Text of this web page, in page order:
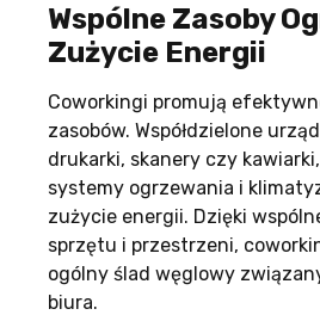
Wspólne Zasoby
Zużycie Energii
Coworkingi promują
zasobów. Współdzielone
drukarki, skanery czy
systemy ogrzewania i
zużycie energii. Dzięki
sprzętu i przestrzeni,
ogólny ślad węglowy
biura.